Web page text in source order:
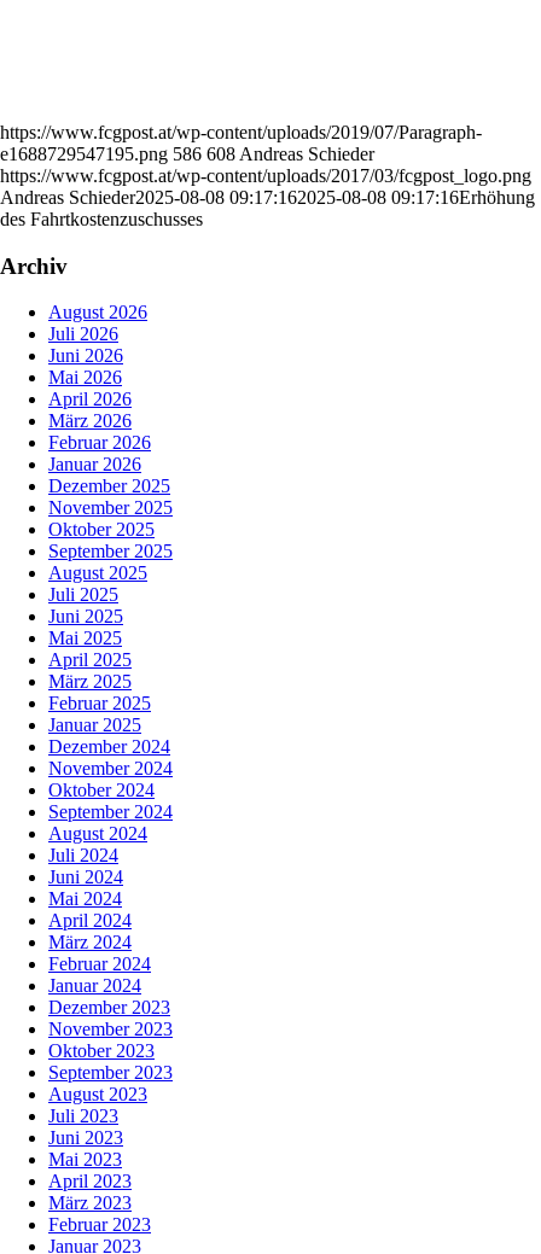
https://www.fcgpost.at/wp-content/uploads/2019/07/Paragraph-
e1688729547195.png 586 608 Andreas Schieder
https://www.fcgpost.at/wp-content/uploads/2017/03/fcgpost_logo.png
Andreas Schieder2025-08-08 09:17:162025-08-08 09:17:16Erhöhung
des Fahrtkostenzuschusses
Archiv
August 2026
Juli 2026
Juni 2026
Mai 2026
April 2026
März 2026
Februar 2026
Januar 2026
Dezember 2025
November 2025
Oktober 2025
September 2025
August 2025
Juli 2025
Juni 2025
Mai 2025
April 2025
März 2025
Februar 2025
Januar 2025
Dezember 2024
November 2024
Oktober 2024
September 2024
August 2024
Juli 2024
Juni 2024
Mai 2024
April 2024
März 2024
Februar 2024
Januar 2024
Dezember 2023
November 2023
Oktober 2023
September 2023
August 2023
Juli 2023
Juni 2023
Mai 2023
April 2023
März 2023
Februar 2023
Januar 2023